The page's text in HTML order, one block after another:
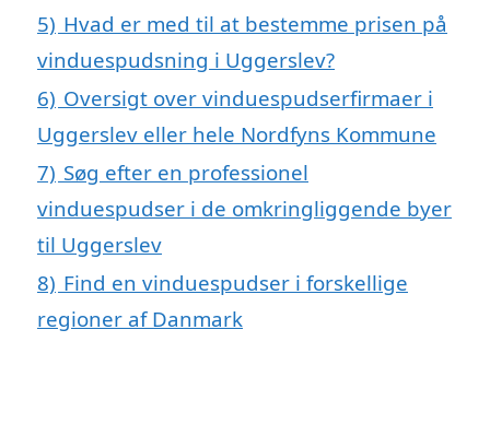
5) Hvad er med til at bestemme prisen på
vinduespudsning i Uggerslev?
6) Oversigt over vinduespudserfirmaer i
Uggerslev eller hele Nordfyns Kommune
7) Søg efter en professionel
vinduespudser i de omkringliggende byer
til Uggerslev
8) Find en vinduespudser i forskellige
regioner af Danmark